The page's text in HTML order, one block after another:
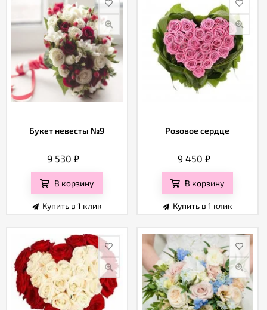
Букет невесты №9
9 530₽
В корзину
Купить в 1 клик
Розовое сердце
9 450 ₽
В корзину
Купить в 1 клик